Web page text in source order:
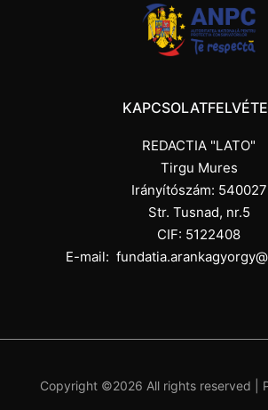
REDACTIA "LATO"
Tirgu Mures
Irányítószám: 540027
Str. Tusnad, nr.5
CIF: 5122408
E-mail:
Copyright ©2026 All rights reserved |